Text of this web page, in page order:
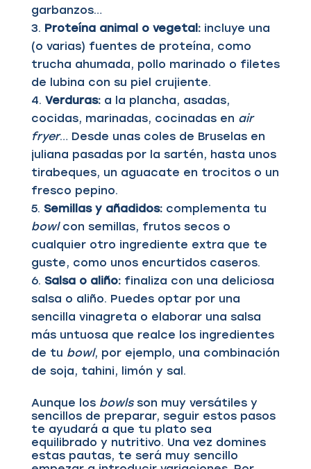
garbanzos…
Proteína animal o vegetal:incluye una
(o varias) fuentes de proteína, como
trucha ahumada, pollo marinado o filetes
de lubina con su piel crujiente.
Verduras:a la plancha, asadas,
cocidas, marinadas, cocinadas en air
fryer… Desde unas coles de Bruselas en
juliana pasadas por la sartén, hasta unos
tirabeques, un aguacate en trocitos o un
fresco pepino.
Semillas y añadidos:complementa tu
bowlcon semillas, frutos secos o
cualquier otro ingrediente extra que te
guste, como unos encurtidos caseros.
Salsa o aliño:finaliza con una deliciosa
salsa o aliño. Puedes optar por una
sencilla vinagreta o elaborar una salsa
más untuosa que realce los ingredientes
de tu bowl, por ejemplo, una combinación
de soja, tahini, limón y sal.
Aunque los bowlsson muy versátiles y
sencillos de preparar, seguir estos pasos
te ayudará a que tu plato sea
equilibrado y nutritivo. Una vez domines
estas pautas, te será muy sencillo